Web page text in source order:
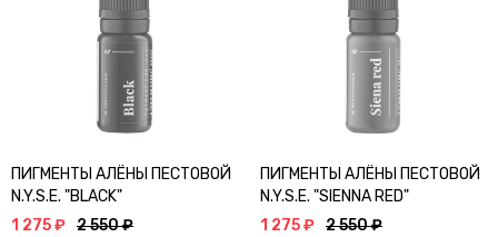
ПИГМЕНТЫ АЛЁНЫ ПЕСТОВОЙ
N.Y.S.E. "BLACK"
1 275 ₽ 2 550 ₽
ПИГМЕНТЫ АЛЁНЫ ПЕСТОВОЙ
N.Y.S.E. "SIENNA RED"
1 275 ₽ 2 550 ₽